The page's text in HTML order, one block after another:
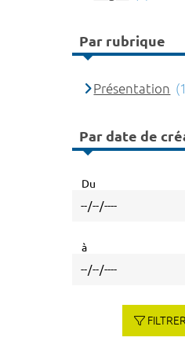
Par rubrique
Présentation
Par date de
Du
à